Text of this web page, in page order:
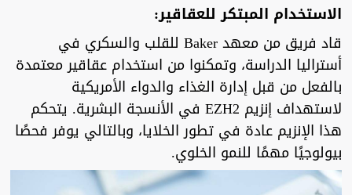
الاستخدام المبتكر للعقاقير:
قاد فريق من معهد Baker للقلب والسكري في
أستراليا الدراسة، وتمكنوا من استخدام عقاقير معتمدة
بالفعل من قبل إدارة الغذاء والدواء الأمريكية
لاستهداف إنزيم EZH2 في الأنسجة البشرية. يتحكم
هذا الإنزيم عادة في تطور الخلايا، وبالتالي يوفر فحصًا
بيولوجيًا مهمًا للنمو الخلوي.